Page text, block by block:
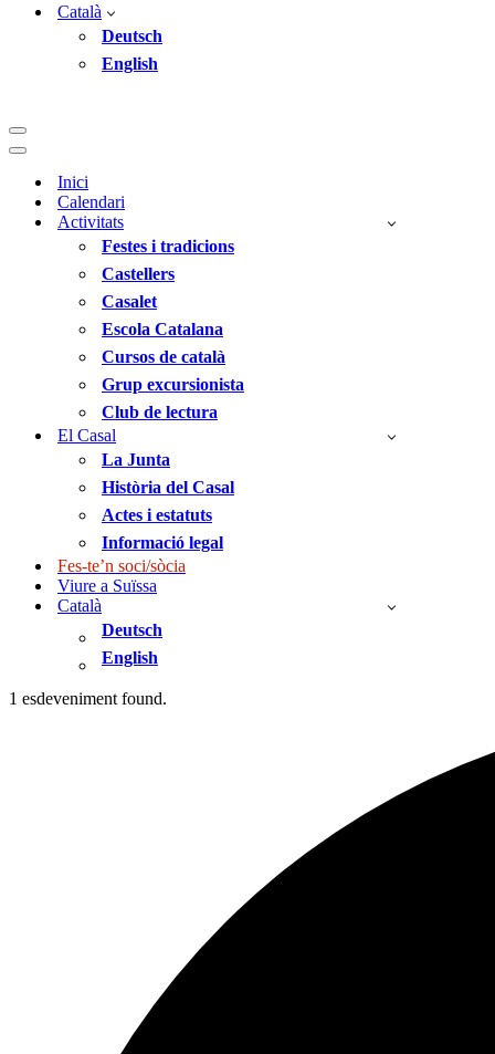
Català
Deutsch
English
Menú
de
Menú
navegació
Inici
Calendari
Activitats
Festes i tradicions
Castellers
Casalet
Escola Catalana
Cursos de català
Grup excursionista
Club de lectura
El Casal
La Junta
Història del Casal
Actes i estatuts
Informació legal
Fes-te’n soci/sòcia
Viure a Suïssa
Català
Deutsch
English
1 esdeveniment found.